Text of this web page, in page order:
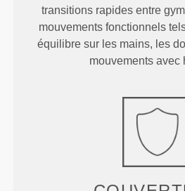
transitions rapides entre
mouvements fonctionnels
équilibre sur les mains, les
mouvements avec